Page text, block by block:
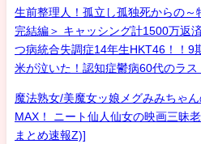
生前整理人！孤立し孤独死からの～
完結編＞ キャッシング計1500万返
つ病統合失調症14年生HKT46！！9
米が泣いた！認知症鬱病60代のラ
魔法熟女/美魔女ッ娘メグみみちゃ
MAX！ ニート仙人仙女の映画三昧
まとめ速報Z)]